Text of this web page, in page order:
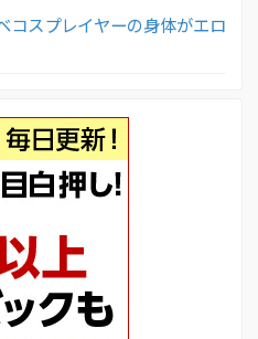
コスプレイヤーの身体がエロ